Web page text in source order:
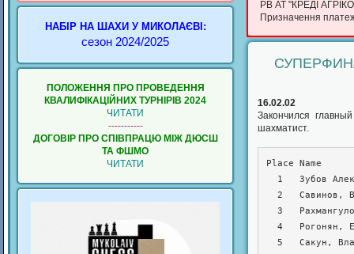
РВ АТ "КРЕДІ
Призначення
16.02.02
Закончился
шахматист.
Place Name
5   Сакун,
НАБІР НА ШАХИ У МИКОЛАЄВІ:
сезон 2024/2025
ПОЛОЖЕННЯ ПРО ПРОВЕДЕННЯ
КВАЛИФIКАЦIЙНИХ ТУРНIРIВ 2024
ЧИТАТИ
-----------
ДОГОВІР ПРО СПІВПРАЦЮ МІЖ ДЮСШ
ТА ФШМО
ЧИТАТИ